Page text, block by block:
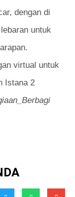
dengan di
untuk
virtual untuk
Istana 2